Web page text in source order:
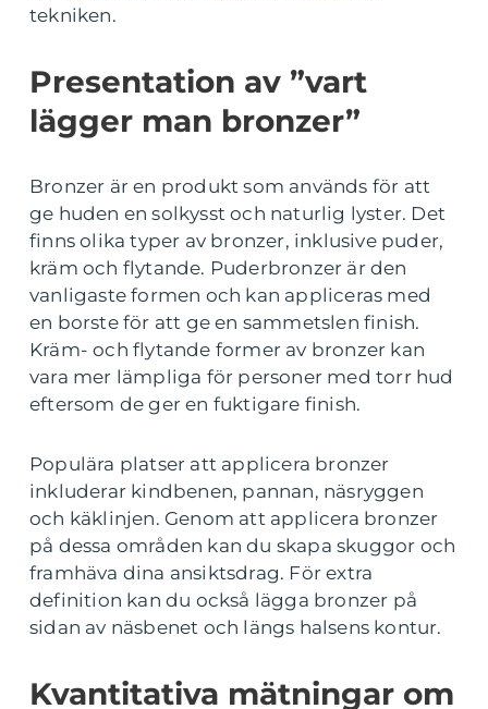
tekniken.
Presentation av ”vart
lägger man bronzer”
Bronzer är en produkt som används för att
ge huden en solkysst och naturlig lyster. Det
finns olika typer av bronzer, inklusive puder,
kräm och flytande. Puderbronzer är den
vanligaste formen och kan appliceras med
en borste för att ge en sammetslen finish.
Kräm- och flytande former av bronzer kan
vara mer lämpliga för personer med torr hud
eftersom de ger en fuktigare finish.
Populära platser att applicera bronzer
inkluderar kindbenen, pannan, näsryggen
och käklinjen. Genom att applicera bronzer
på dessa områden kan du skapa skuggor och
framhäva dina ansiktsdrag. För extra
definition kan du också lägga bronzer på
sidan av näsbenet och längs halsens kontur.
Kvantitativa mätningar om